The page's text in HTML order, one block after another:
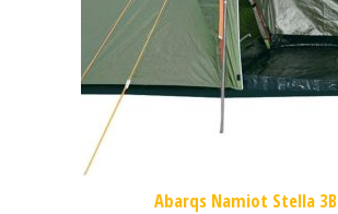
Abarqs Namiot Stella 3B